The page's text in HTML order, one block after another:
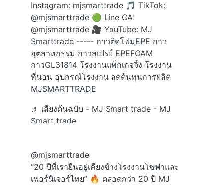
Instagram: mjsmarttrade 🎵 TikTok:
@mjsmarttrade 🟢 Line OA:
@mjsmarttrade 🎥 YouTube: MJ
Smarttrade ----- กาวติดโฟมEPE กาว
อุตสาหกรรม กาวสเปรย์ EPEFOAM
กาวGL31814 โรงงานแพ็กเกจจิ้ง โรงงาน
ที่นอน อุปกรณ์โรงงาน ลดต้นทุนการผลิต
MJSMARTTRADE
♬ เสียงต้นฉบับ - MJ Smart trade - MJ
Smart trade
@mjsmarttrade
“20 ปีที่เรายืนอยู่เคียงข้างโรงงานโซฟาและ
เฟอร์นิเจอร์ไทย” 🔥 ตลอดกว่า 20 ปี MJ